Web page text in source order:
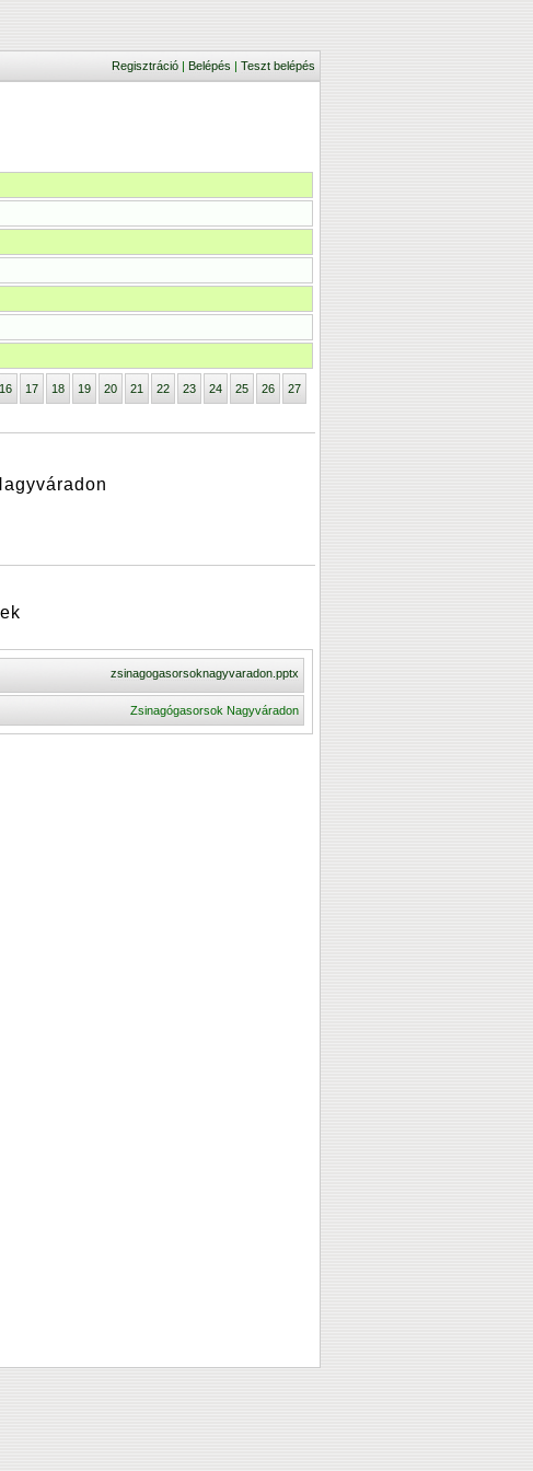
Regisztráció| Belépés | Teszt belépés
16 17 18 19 20 21 22 23 24 25 26 27
zsinagogasorsoknagyvaradon.pptx
Zsinagógasorsok Nagyváradon